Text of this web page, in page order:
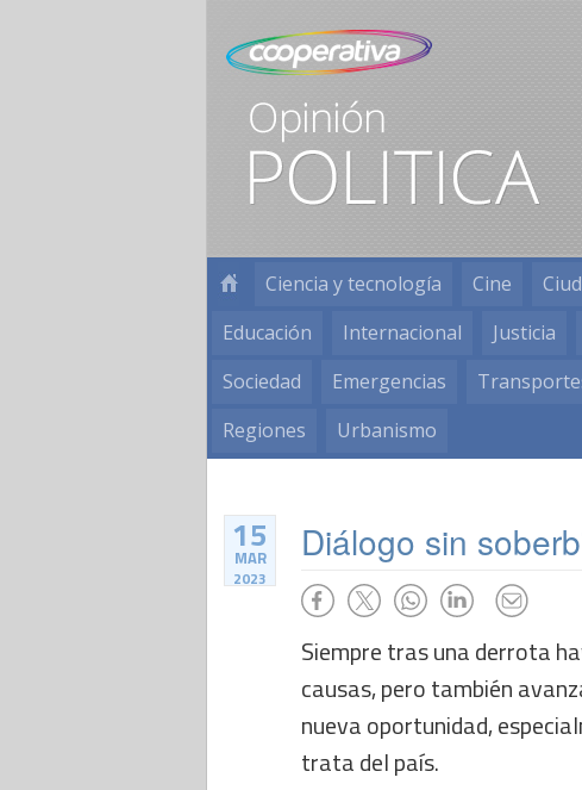
Ciencia y tecnología Cine
Educación
Internacional Justicia
Sociedad
Emergencias
Regiones
Urbanismo
15
MAR
2023
Diálogo sin
Siempre tras una derrota
causas, pero también
nueva oportunidad,
trata del país.